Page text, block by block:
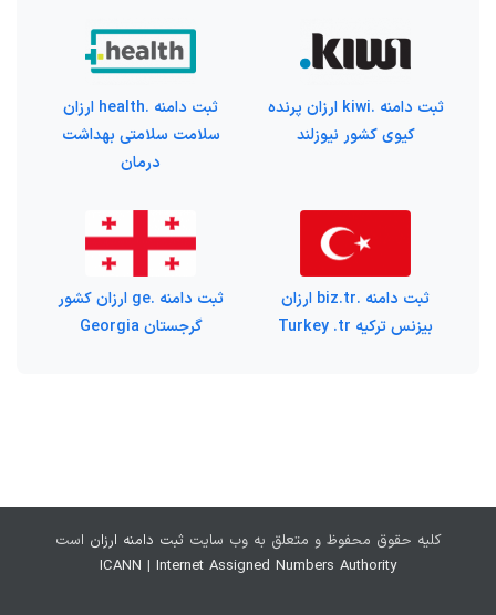
ثبت دامنه .kiwi ارزان پرنده
کیوی کشور نیوزلند
ثبت دامنه .health ارزان
سلامت سلامتی بهداشت
درمان
ثبت دامنه .biz.tr ارزان
بیزنس ترکیه Turkey .tr
ثبت دامنه .ge ارزان کشور
گرجستان Georgia
کلیه حقوق محفوظ و متعلق به وب سایت ثبت دامنه ارزان است
ICANN | Internet Assigned Numbers Authority